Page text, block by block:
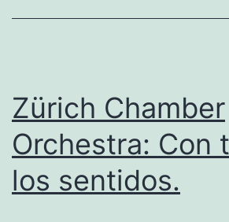
Zürich Chamber
Orchestra: Con
los sentidos.